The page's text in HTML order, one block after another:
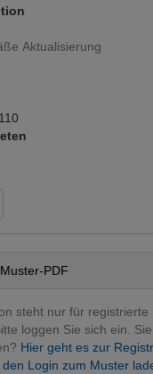
Aktualisierung
Traumatologie
operativ
PDF
steht nur für registrierte
loggen Sie sich ein.
Hier geht es zur
Login zum Muster